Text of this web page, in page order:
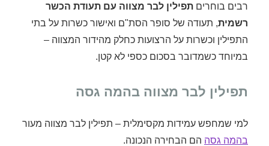
רבים בוחרים תפילין לבר מצווה עם תעודת הכשר
רשמית, תעודה של סופר הסת"ם ואישור כשרות על בתי
התפילין וכשרות על הרצועות כחלק מהידור המצווה –
במיוחד כשמדובר בסכום כספי לא קטן.
תפילין לבר מצווה בהמה גסה
למי שמחפש עמידות מקסימלית – תפילין לבר מצווה מעור
בהמה גסה הם הבחירה הנכונה.